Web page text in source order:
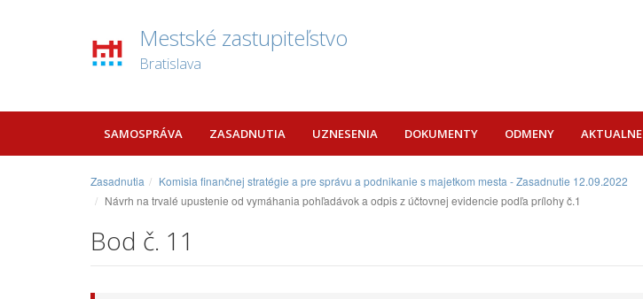
Mestské zastupiteľstvo
Bratislava
SAMOSPRÁVA ZASADNUTIA UZNESENIA DOKUMENTY ODMENY AKTUALNE
Zasadnutia
Komisia finančnej stratégie a pre správu a podnikanie s majetkom mesta - Zasadnutie 12.09.2022
Návrh na trvalé upustenie od vymáhania pohľadávok a odpis z účtovnej evidencie podľa prílohy č.1
Bod č. 11